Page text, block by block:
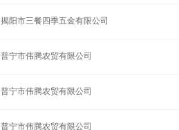
揭阳市三餐四季五金有限公司
普宁市伟腾农贸有限公司
普宁市伟腾农贸有限公司
普宁市伟腾农贸有限公司